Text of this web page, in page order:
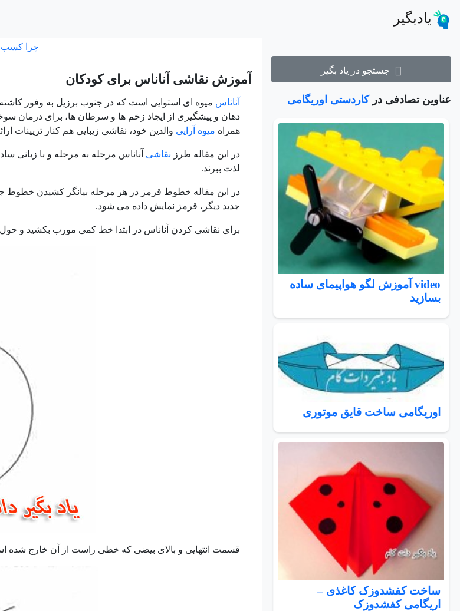
یادبگیر
جستجو در یاد بگیر
عناوین تصادفی درکاردستی اوریگامی
video آموزش لگو هواپیمای ساده
بسازید
اوریگامی ساخت قایق موتوری
ساخت کفشدوزک کاغذی –
اریگامی کفشدوزک
چرا کسب
آموزش نقاشی آناناس برای کودکان
آناناس میوه ای استوایی است که در جنوب برزیل به وفور
دهان و پیشگیری از ایجاد زخم ها و سرطان ها، برای درمان
همراه میوه آرایی والدین خود، نقاشی زیبایی هم کنار تزیینات
در این مقاله طرز نقاشی آناناس مرحله به مرحله و با زبانی
لذت ببرند.
در این مقاله خطوط قرمز در هر مرحله بیانگر کشیدن خطوط
جدید دیگر، قرمز نمایش داده می شود.
برای نقاشی کردن آناناس در ابتدا خط کمی مورب بکشید و
قسمت انتهایی و بالای بیضی که خطی راست از آن خارج